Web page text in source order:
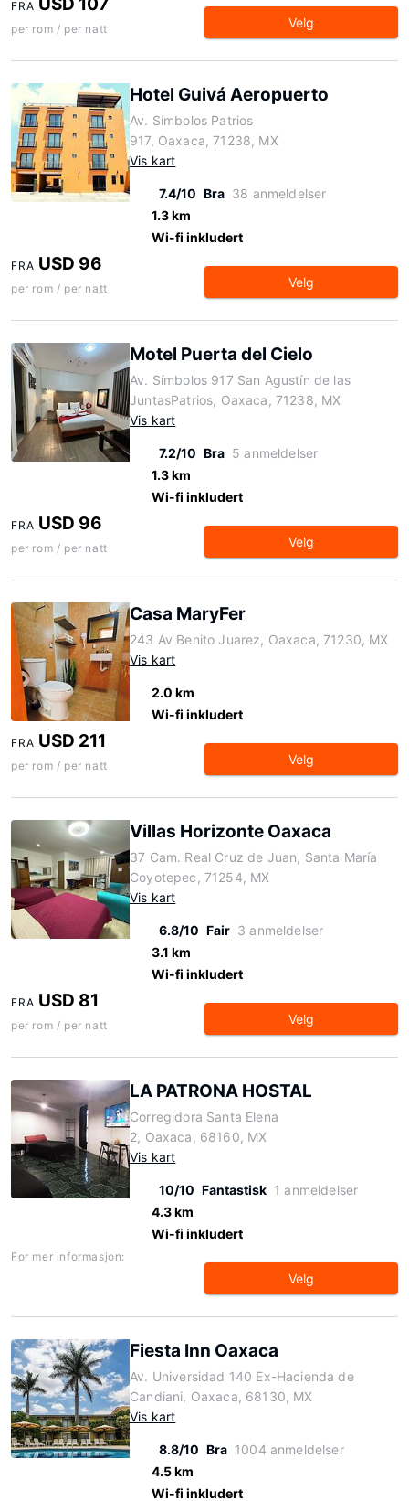
FRA
per rom / per natt Velg
Hotel Guivá Aeropuerto
Av. Símbolos Patrios
917, Oaxaca, 71238, MX
Vis kart
7.4/10 Bra 38 anmeldelser
1.3 km
Wi-fi inkludert
FRA USD 96
per rom / per natt Velg
Motel Puerta del Cielo
Av. Símbolos 917 San Agustín de las
JuntasPatrios, Oaxaca, 71238, MX
Vis kart
7.2/10 Bra 5 anmeldelser
1.3 km
Wi-fi inkludert
FRA USD 96
per rom / per natt Velg
Casa MaryFer
243 Av Benito Juarez, Oaxaca, 71230, MX
Vis kart
2.0 km
Wi-fi inkludert
FRA USD 211
per rom / per natt Velg
Villas Horizonte Oaxaca
37 Cam. Real Cruz de Juan, Santa María
Coyotepec, 71254, MX
Vis kart
6.8/10 Fair 3 anmeldelser
3.1 km
Wi-fi inkludert
FRA USD 81
per rom / per natt Velg
LA PATRONA HOSTAL
Corregidora Santa Elena
2, Oaxaca, 68160, MX
Vis kart
10/10 Fantastisk 1 anmeldelser
4.3 km
Wi-fi inkludert
For mer informasjon:
Velg
Fiesta Inn Oaxaca
Av. Universidad 140 Ex-Hacienda de
Candiani, Oaxaca, 68130, MX
Vis kart
8.8/10 Bra 1004 anmeldelser
4.5 km
Wi-fi inkludert